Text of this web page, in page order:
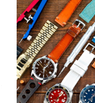
63%
13%
13%
13 %
0 %